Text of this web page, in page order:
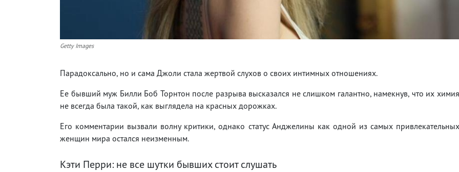
Getty Images
Парадоксально, но и сама Джоли стала жертвой слухов о своих интимных отношениях.
Ее бывший муж Билли Боб Торнтон после разрыва высказался не слишком галантно, намекнув, что их химия
не всегда была такой, как выглядела на красных дорожках.
Его комментарии вызвали волну критики, однако статус Анджелины как одной из самых привлекательных
женщин мира остался неизменным.
Кэти Перри: не все шутки бывших стоит слушать